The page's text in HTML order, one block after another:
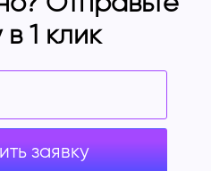
в 1 клик
заявку